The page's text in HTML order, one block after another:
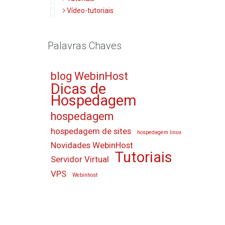
Vídeo-tutoriais
Palavras Chaves
blog WebinHost
Dicas de
Hospedagem
hospedagem
hospedagem de sites hospedagem linux
Novidades WebinHost
Servidor Virtual
Tutoriais
VPS Webinhost